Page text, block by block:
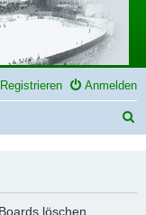
Anmelden
Registrieren
h
löschen